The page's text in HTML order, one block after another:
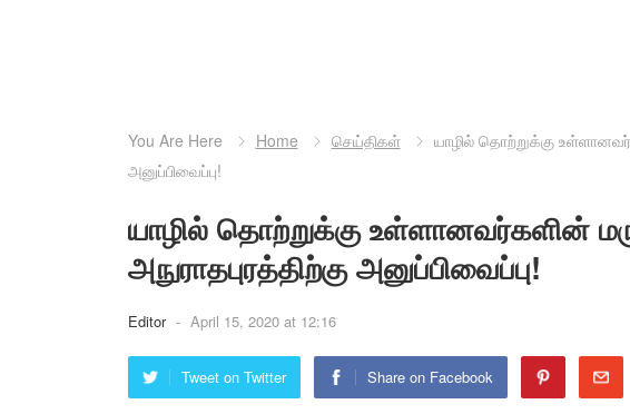
You Are Here Home செய்திகள்
யாழில் தொற்றுக்கு
அனுப்பிவைப்பு!
யாழில் தொற்றுக்கு உள்ளானவர்களின்
அநுராதபுரத்திற்கு அனுப்பிவைப்பு!
Editor - April 15, 2020 at 12:16
Tweet on Twitter Share on Facebook